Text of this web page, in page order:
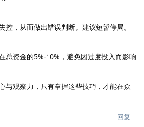
控，从而做出错误判断。建议短暂停局。
总资金的5%-10%，避免因过度投入而影响
与观察力，只有掌握这些技巧，才能在众
回复